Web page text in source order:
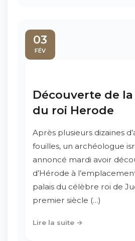
03
FÉV
Découverte de
du roi Herode
Après plusieurs dizaines
fouilles, un archéologue
annoncé mardi avoir
d’Hérode à
palais du célèbre roi de
premier siècle (…)
Lire la suite →